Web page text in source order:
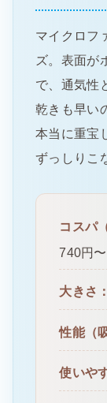
マイクロフ
ズ。表面が
で、通気性
乾きも早い
本当に重宝
ずっしりこ
コスパ
740円〜
大きさ
性能（
使いや